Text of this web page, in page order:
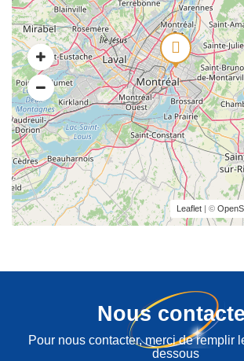
Leaflet | ©
Nous
Pour nous contacter, merci de remplir
dessous